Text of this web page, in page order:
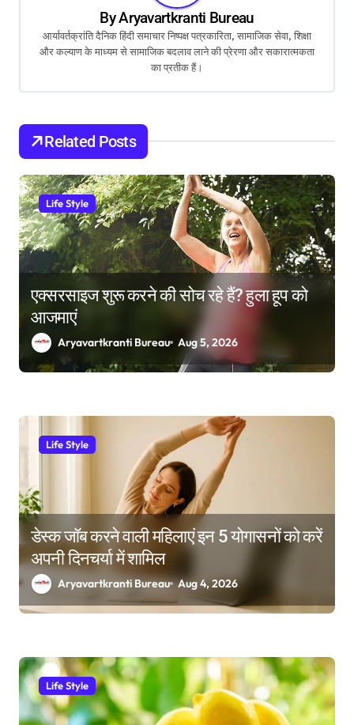
t
i
o
n
ByAryavartkranti Bureau
आर्यावर्तक्रांति दैनिक हिंदी समाचार निष्पक्ष पत्रकारिता, सामाजिक सेवा, शिक्षा
और कल्याण के माध्यम से सामाजिक बदलाव लाने की प्रेरणा और सकारात्मकता
का प्रतीक हैं।
Related Posts
Life Style
एक्सरसाइज शुरू करने की सोच रहे हैं? हुला हूप को
आजमाएं
Aryavartkranti Bureau Aug 5, 2026
Life Style
डेस्क जॉब करने वाली महिलाएं इन 5 योगासनों को करें
अपनी दिनचर्या में शामिल
Aryavartkranti Bureau Aug 4, 2026
Life Style